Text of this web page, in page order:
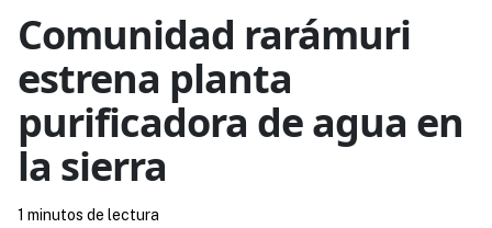
Comunidad rarámuri
estrena planta
purificadora de agua en
la sierra
1 minutos de lectura